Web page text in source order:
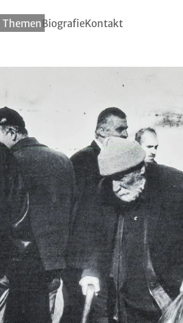
ThemenBiografieKontakt